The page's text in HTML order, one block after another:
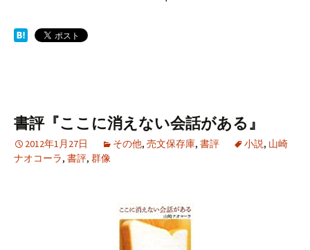
書評『ここに消えない会話がある』
2012年1月27日 その他, 売文保存庫, 書評 小説, 山崎
ナオコーラ, 書評, 群像